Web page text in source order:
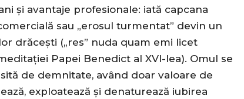
și avantaje profesionale: iată capcana
sau „erosul turmentat” devin un
drăcești („res” nuda quam emi licet
Papei Benedict al XVI-lea). Omul se
de demnitate, având doar valoare de
exploatează și denaturează iubirea